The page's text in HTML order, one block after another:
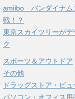
amiibo バンダイナム
戦！？
東京スカイツリーが
ク
スポーツ＆アウトドア
その他
ドラッグストア・ビ
パソコン・オフィス用